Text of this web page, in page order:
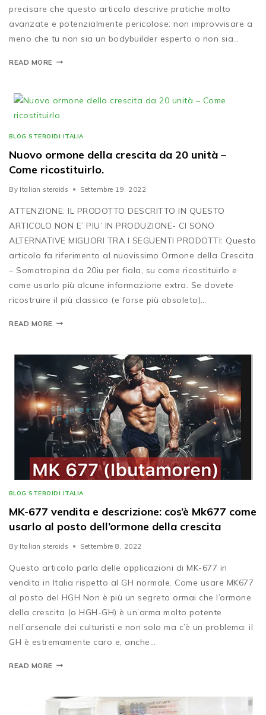
precisare che questo articolo descrive pratiche molto
avanzate e potenzialmente pericolose: non improvvisare a
meno che tu non sia un bodybuilder esperto o non sia…
READ MORE
BLOG STEROIDI ITALIA
Nuovo ormone della crescita da 20 unità –
Come ricostituirlo.
By Italian steroids Settembre 19, 2022
ATTENZIONE: IL PRODOTTO DESCRITTO IN QUESTO
ARTICOLO NON E’ PIU’ IN PRODUZIONE- CI SONO
ALTERNATIVE MIGLIORI TRA I SEGUENTI PRODOTTI: Questo
articolo fa riferimento al nuovissimo Ormone della Crescita
– Somatropina da 20iu per fiala, su come ricostituirlo e
come usarlo più alcune informazione extra. Se dovete
ricostruire il più classico (e forse più obsoleto)…
READ MORE
BLOG STEROIDI ITALIA
MK-677 vendita e descrizione: cos’è Mk677 come
usarlo al posto dell’ormone della crescita
By Italian steroids Settembre 8, 2022
Questo articolo parla delle applicazioni di MK-677 in
vendita in Italia rispetto al GH normale. Come usare MK677
al posto del HGH Non è più un segreto ormai che l’ormone
della crescita (o HGH-GH) è un’arma molto potente
nell’arsenale dei culturisti e non solo ma c’è un problema: il
GH è estremamente caro e, anche…
READ MORE